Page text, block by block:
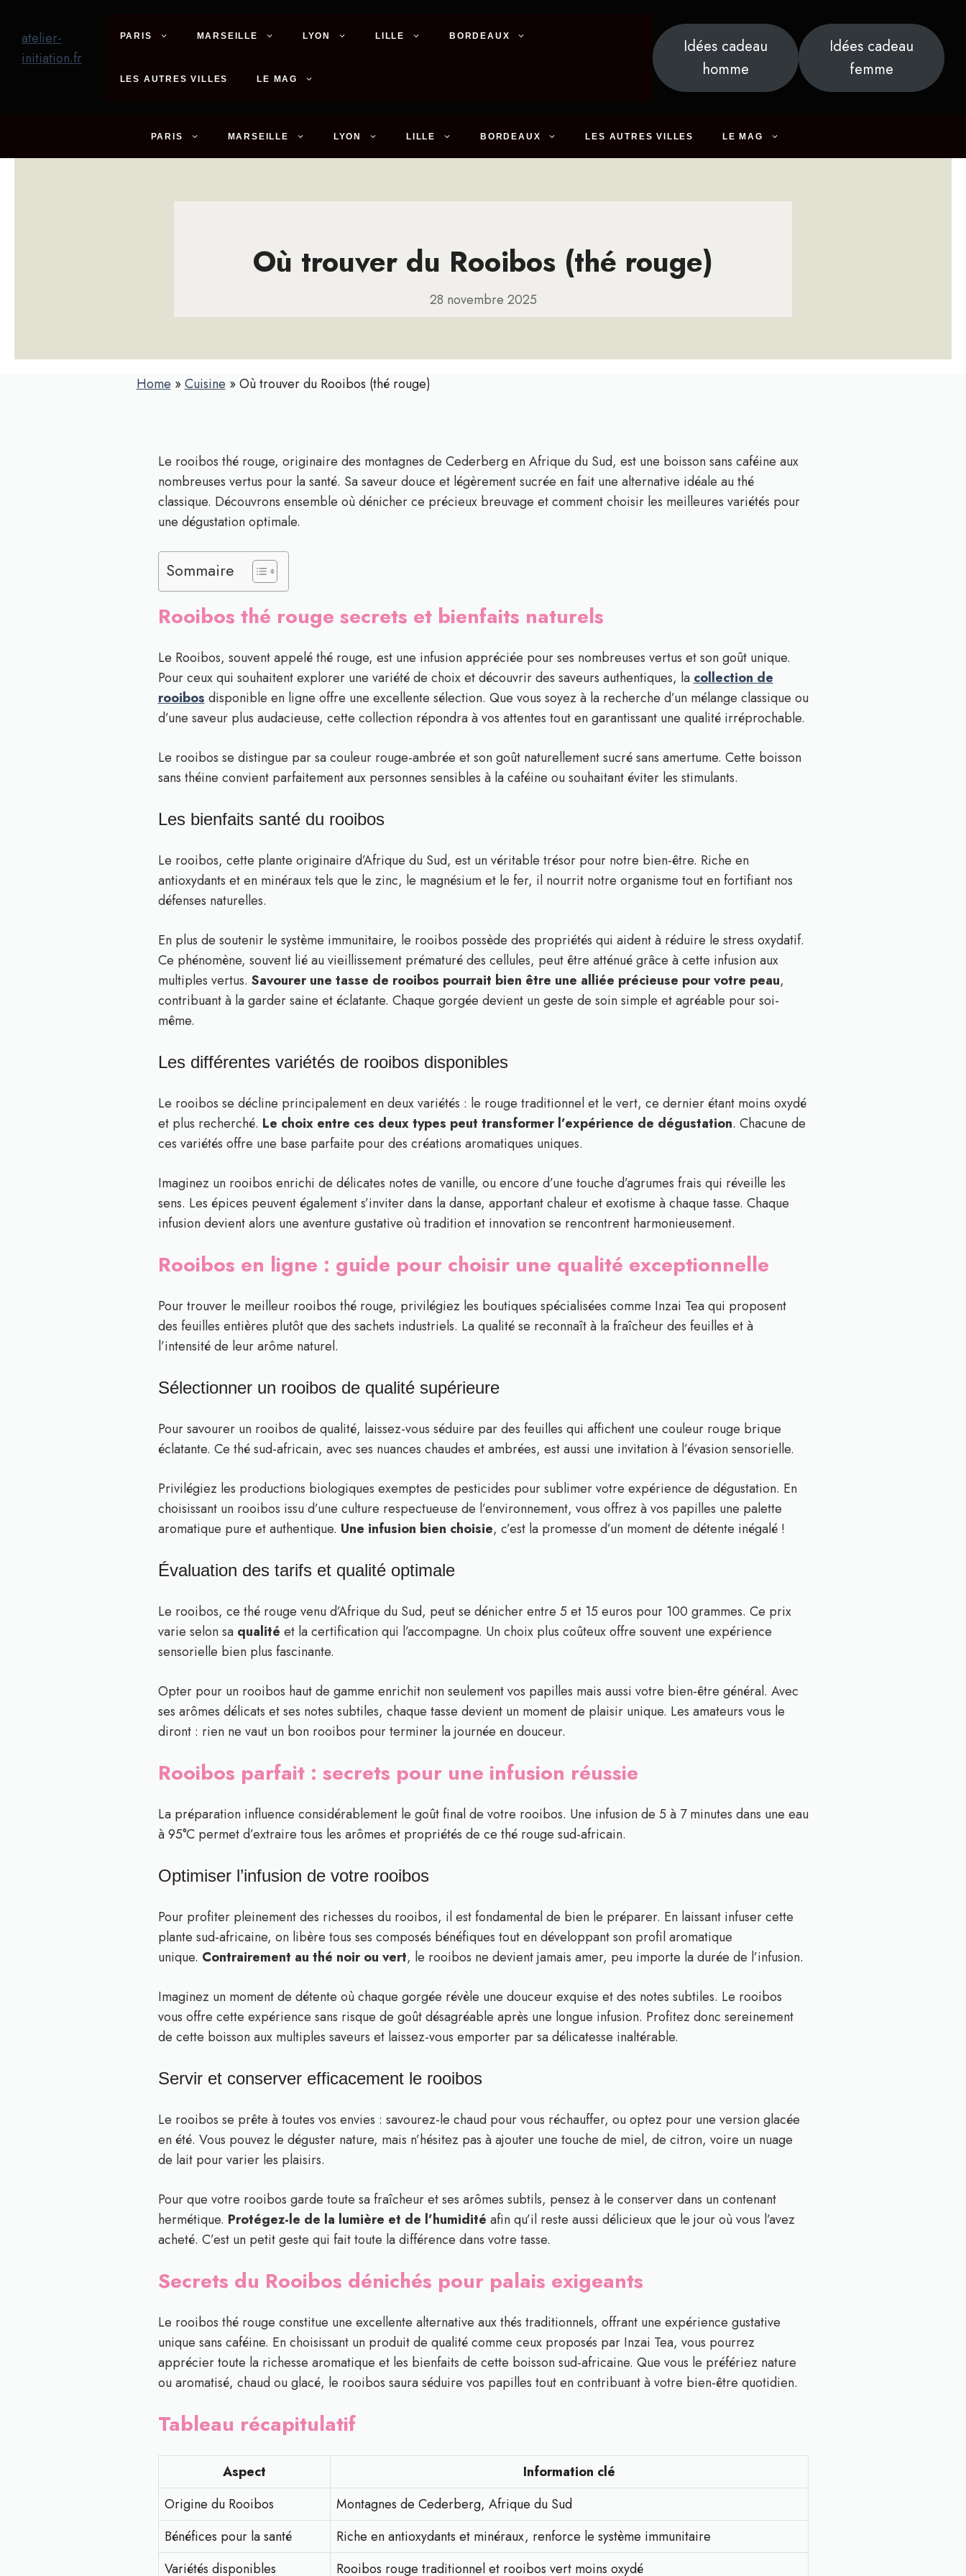
contenu
atelier-
initiation.fr
PARIS MARSEILLE LYON LILLE BORDEAUX
LES AUTRES VILLES LE MAG
Idées cadeau
homme
Idées cadeau
femme
PARIS MARSEILLE LYON LILLE BORDEAUX LES AUTRES VILLES LE MAG
Où trouver du Rooibos (thé rouge)
28 novembre 2025
Home »Cuisine »Où trouver du Rooibos (thé rouge)
Le rooibos thé rouge, originaire des montagnes de Cederberg en Afrique du Sud, est une boisson sans caféine aux
nombreuses vertus pour la santé. Sa saveur douce et légèrement sucrée en fait une alternative idéale au thé
classique. Découvrons ensemble où dénicher ce précieux breuvage et comment choisir les meilleures variétés pour
une dégustation optimale.
Sommaire
Rooibos thé rouge secrets et bienfaits naturels
Le Rooibos, souvent appelé thé rouge, est une infusion appréciée pour ses nombreuses vertus et son goût unique.
Pour ceux qui souhaitent explorer une variété de choix et découvrir des saveurs authentiques, la collection de
rooibos disponible en ligne offre une excellente sélection. Que vous soyez à la recherche d’un mélange classique ou
d’une saveur plus audacieuse, cette collection répondra à vos attentes tout en garantissant une qualité irréprochable.
Le rooibos se distingue par sa couleur rouge-ambrée et son goût naturellement sucré sans amertume. Cette boisson
sans théine convient parfaitement aux personnes sensibles à la caféine ou souhaitant éviter les stimulants.
Les bienfaits santé du rooibos
Le rooibos, cette plante originaire d’Afrique du Sud, est un véritable trésor pour notre bien-être. Riche en
antioxydants et en minéraux tels que le zinc, le magnésium et le fer, il nourrit notre organisme tout en fortifiant nos
défenses naturelles.
En plus de soutenir le système immunitaire, le rooibos possède des propriétés qui aident à réduire le stress oxydatif.
Ce phénomène, souvent lié au vieillissement prématuré des cellules, peut être atténué grâce à cette infusion aux
multiples vertus. Savourer une tasse de rooibos pourrait bien être une alliée précieuse pour votre peau,
contribuant à la garder saine et éclatante. Chaque gorgée devient un geste de soin simple et agréable pour soi-
même.
Les différentes variétés de rooibos disponibles
Le rooibos se décline principalement en deux variétés : le rouge traditionnel et le vert, ce dernier étant moins oxydé
et plus recherché. Le choix entre ces deux types peut transformer l’expérience de dégustation. Chacune de
ces variétés offre une base parfaite pour des créations aromatiques uniques.
Imaginez un rooibos enrichi de délicates notes de vanille, ou encore d’une touche d’agrumes frais qui réveille les
sens. Les épices peuvent également s’inviter dans la danse, apportant chaleur et exotisme à chaque tasse. Chaque
infusion devient alors une aventure gustative où tradition et innovation se rencontrent harmonieusement.
Rooibos en ligne : guide pour choisir une qualité exceptionnelle
Pour trouver le meilleur rooibos thé rouge, privilégiez les boutiques spécialisées comme Inzai Tea qui proposent
des feuilles entières plutôt que des sachets industriels. La qualité se reconnaît à la fraîcheur des feuilles et à
l’intensité de leur arôme naturel.
Sélectionner un rooibos de qualité supérieure
Pour savourer un rooibos de qualité, laissez-vous séduire par des feuilles qui affichent une couleur rouge brique
éclatante. Ce thé sud-africain, avec ses nuances chaudes et ambrées, est aussi une invitation à l’évasion sensorielle.
Privilégiez les productions biologiques exemptes de pesticides pour sublimer votre expérience de dégustation. En
choisissant un rooibos issu d’une culture respectueuse de l’environnement, vous offrez à vos papilles une palette
aromatique pure et authentique. Une infusion bien choisie, c’est la promesse d’un moment de détente inégalé !
Évaluation des tarifs et qualité optimale
Le rooibos, ce thé rouge venu d’Afrique du Sud, peut se dénicher entre 5 et 15 euros pour 100 grammes. Ce prix
varie selon sa qualité et la certification qui l’accompagne. Un choix plus coûteux offre souvent une expérience
sensorielle bien plus fascinante.
Opter pour un rooibos haut de gamme enrichit non seulement vos papilles mais aussi votre bien-être général. Avec
ses arômes délicats et ses notes subtiles, chaque tasse devient un moment de plaisir unique. Les amateurs vous le
diront : rien ne vaut un bon rooibos pour terminer la journée en douceur.
Rooibos parfait : secrets pour une infusion réussie
La préparation influence considérablement le goût final de votre rooibos. Une infusion de 5 à 7 minutes dans une eau
à 95°C permet d’extraire tous les arômes et propriétés de ce thé rouge sud-africain.
Optimiser l’infusion de votre rooibos
Pour profiter pleinement des richesses du rooibos, il est fondamental de bien le préparer. En laissant infuser cette
plante sud-africaine, on libère tous ses composés bénéfiques tout en développant son profil aromatique
unique. Contrairement au thé noir ou vert, le rooibos ne devient jamais amer, peu importe la durée de l’infusion.
Imaginez un moment de détente où chaque gorgée révèle une douceur exquise et des notes subtiles. Le rooibos
vous offre cette expérience sans risque de goût désagréable après une longue infusion. Profitez donc sereinement
de cette boisson aux multiples saveurs et laissez-vous emporter par sa délicatesse inaltérable.
Servir et conserver efficacement le rooibos
Le rooibos se prête à toutes vos envies : savourez-le chaud pour vous réchauffer, ou optez pour une version glacée
en été. Vous pouvez le déguster nature, mais n’hésitez pas à ajouter une touche de miel, de citron, voire un nuage
de lait pour varier les plaisirs.
Pour que votre rooibos garde toute sa fraîcheur et ses arômes subtils, pensez à le conserver dans un contenant
hermétique. Protégez-le de la lumière et de l’humidité afin qu’il reste aussi délicieux que le jour où vous l’avez
acheté. C’est un petit geste qui fait toute la différence dans votre tasse.
Secrets du Rooibos dénichés pour palais exigeants
Le rooibos thé rouge constitue une excellente alternative aux thés traditionnels, offrant une expérience gustative
unique sans caféine. En choisissant un produit de qualité comme ceux proposés par Inzai Tea, vous pourrez
apprécier toute la richesse aromatique et les bienfaits de cette boisson sud-africaine. Que vous le préfériez nature
ou aromatisé, chaud ou glacé, le rooibos saura séduire vos papilles tout en contribuant à votre bien-être quotidien.
Tableau récapitulatif
Aspect
Information clé
Origine du Rooibos
Montagnes de Cederberg, Afrique du Sud
Bénéfices pour la santé
Riche en antioxydants et minéraux, renforce le système immunitaire
Variétés disponibles
Rooibos rouge traditionnel et rooibos vert moins oxydé